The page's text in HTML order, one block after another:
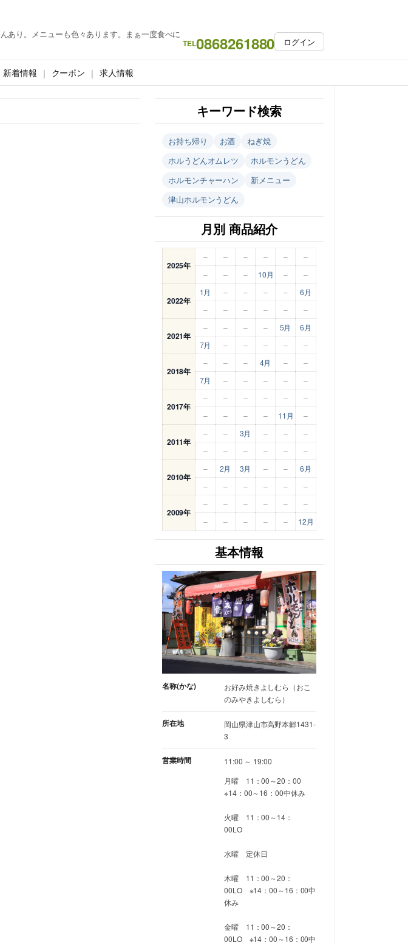
あり。メニューも色々あります。まぁ一度食べに
TEL0868261880 ログイン
新着情報 クーポン 求人情報
キーワード検索
お持ち帰り お酒
ねぎ焼
ホルうどんオムレツ
ホルモンうどん
ホルモンチャーハン
新メニュー
津山ホルモンうどん
月別 商品紹介
2025年
– – – – –
–
–
– – 10月 – –
2022年
1月 – – – –
6月
–
– – – – –
2021年
– – – – 5月
6月
7月
– – – – –
2018年
– – – 4月 –
–
7月
– – – – –
2017年
– – – – –
–
–
– – – 11月 –
2011年
– – 3月 – –
–
–
– – – – –
2010年
– 2月 3月 – –
6月
–
– – – – –
2009年
– – – – –
–
–
– – – – 12月
基本情報
名称(かな)
お好み焼きよしむら（おこ
のみやきよしむら）
所在地
岡山県津山市高野本郷1431-
3
営業時間
11:00 ～ 19:00
月曜 11：00～20：00
※14：00～16：00中休み
火曜 11：00～14：
00LO
水曜 定休日
木曜 11：00～20：
00LO ※14：00～16：00中
休み
金曜 11：00～20：
00LO ※14：00～16：00中